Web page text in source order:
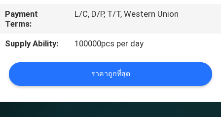
ควบคุม
คุณภาพ
แผนผัง
เว็บไซต์
Payment
Terms:
L/C, D/P, T/T, Western Union
Supply Ability: 100000pcs per day
ราคาถูกที่สุด